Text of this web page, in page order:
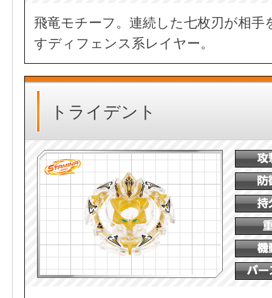
飛竜モチーフ。連続した七枚刃が相手
すディフェンス系レイヤー。
トライデント